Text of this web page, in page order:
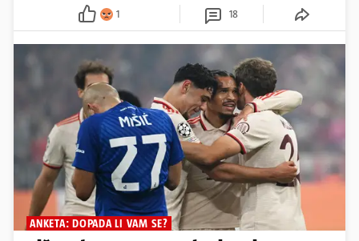
1 18
ANKETA: DOPADA LI VAM SE?